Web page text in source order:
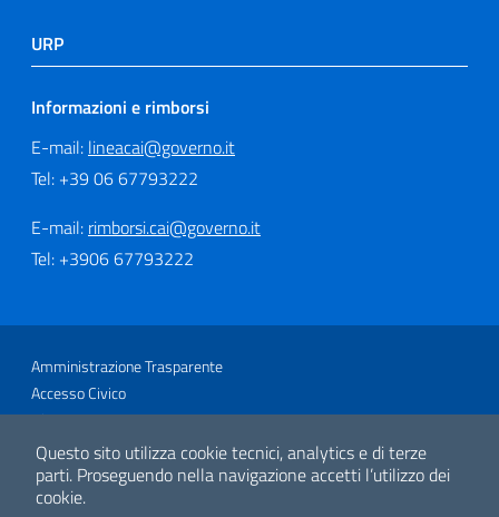
Questo sito utilizza cookie tecnici, analytics e di terze
parti. Proseguendo nella navigazione accetti l’utilizzo dei
cookie.
URP
Informazioni e rimborsi
E-mail: lineacai@governo.it
Tel: +39 06 67793222
E-mail: rimborsi.cai@governo.it
Tel: +3906 67793222
Sezione Link Utili
Amministrazione Trasparente
Accesso Civico
Glossario
Link utili
Mappa del sito
Privacy e Cookie Policy